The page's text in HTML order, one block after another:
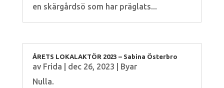
en skärgårdsö som har präglats...
ÅRETS LOKALAKTÖR 2023 – Sabina Österbro
av Frida dec 26, 2023
Byar
Nulla.